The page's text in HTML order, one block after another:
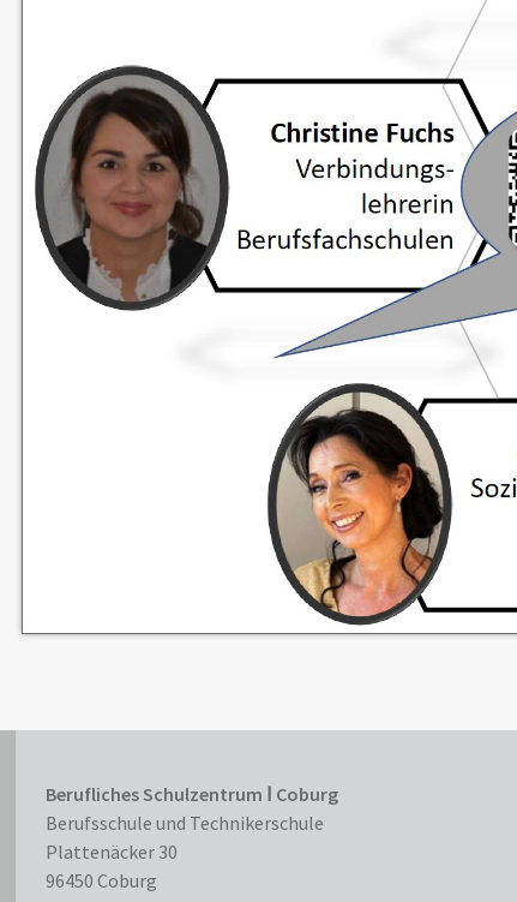
Berufliches Schulzentrum Ⅰ Coburg
Berufsschule und Technikerschule
Plattenäcker 30
96450 Coburg